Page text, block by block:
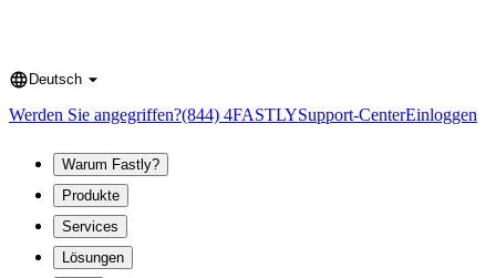
Language
Deutsch
Werden Sie angegriffen?(844) 4FASTLYSupport-CenterEinloggen
Warum Fastly?
Produkte
Services
Lösungen